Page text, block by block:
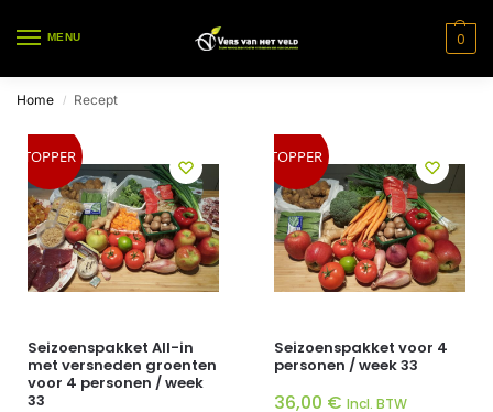
MENU 0
Home / Recept
TOPPER
Seizoenspakket All-in
met versneden groenten
voor 4 personen / week
33
TOPPER
Seizoenspakket voor 4
personen / week 33
36,00 € Incl. BTW